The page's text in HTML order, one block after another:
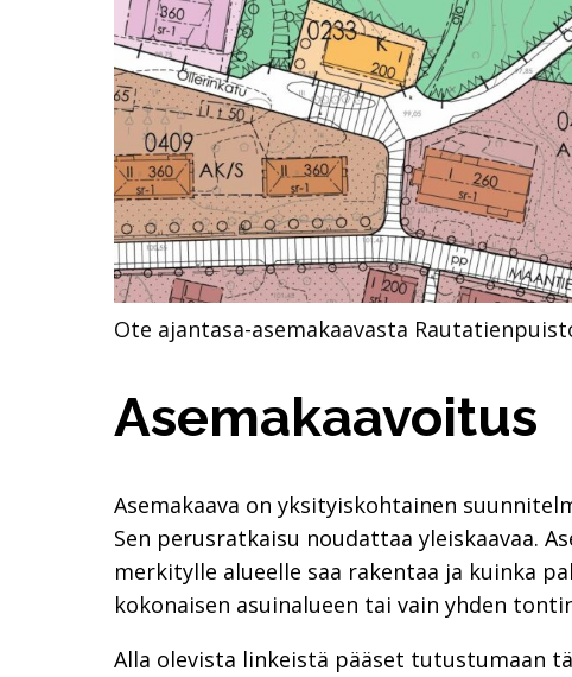
Ote ajantasa-asemakaavasta
Asemakaavoitus
Asemakaava on yksityiskohtainen
Sen perusratkaisu noudattaa yleiskaavaa.
merkitylle alueelle saa rakentaa ja kuinka
kokonaisen asuinalueen tai vain yhden
Alla olevista linkeistä pääset tutustumaan